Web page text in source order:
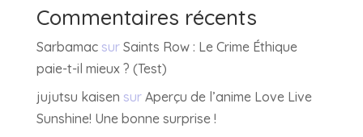
Commentaires récents
Sarbamacsur Saints Row : Le Crime Éthique
paie-t-il mieux ? (Test)
jujutsu kaisen sur Aperçu de l’anime Love Live
Sunshine! Une bonne surprise !